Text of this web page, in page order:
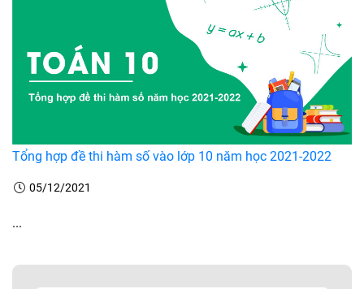
Tổng hợp đề thi hàm số vào lớp 10 năm học 2021-2022
05/12/2021
...